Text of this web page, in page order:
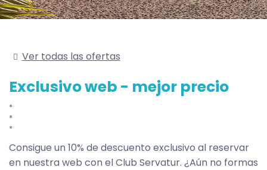
Ver todas las ofertas
Exclusivo web - mejor precio
Consigue un 10% de descuento exclusivo al reservar
en nuestra web con el Club Servatur. ¿Aún no formas